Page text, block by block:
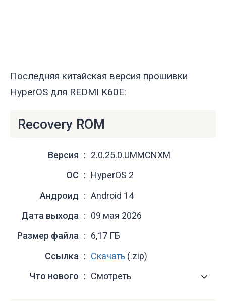
Последняя китайская версия прошивки
HyperOS для REDMI K60E:
Recovery ROM
Версия
2.0.25.0.UMMCNXM
ОС
HyperOS 2
Андроид
Android 14
Дата выхода
09 мая 2026
Размер файла
6,17 ГБ
Ссылка
Скачать (.zip)
Что нового
Смотреть